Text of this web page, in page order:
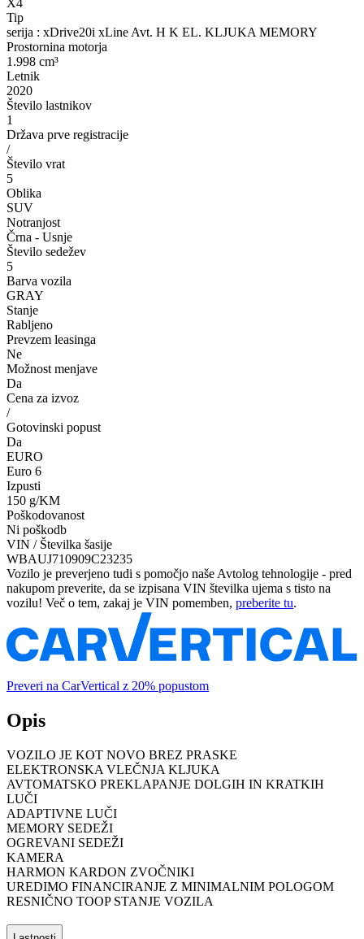
X4
Tip
serija : xDrive20i xLine Avt. H K EL. KLJUKA MEMORY
Prostornina motorja
1.998 cm³
Letnik
2020
Število lastnikov
1
Država prve registracije
/
Število vrat
5
Oblika
SUV
Notranjost
Črna - Usnje
Število sedežev
5
Barva vozila
GRAY
Stanje
Rabljeno
Prevzem leasinga
Ne
Možnost menjave
Da
Cena za izvoz
/
Gotovinski popust
Da
EURO
Euro 6
Izpusti
150 g/KM
Poškodovanost
Ni poškodb
VIN / Številka šasije
WBAUJ710909C23235
Vozilo je preverjeno tudi s pomočjo naše Avtolog tehnologije - pred
nakupom preverite, da se izpisana VIN številka ujema s tisto na
vozilu! Več o tem, zakaj je VIN pomemben, preberite tu.
Preveri na CarVertical z 20% popustom
Opis
VOZILO JE KOT NOVO BREZ PRASKE
ELEKTRONSKA VLEČNJA KLJUKA
AVTOMATSKO PREKLAPANJE DOLGIH IN KRATKIH
LUČI
ADAPTIVNE LUČI
MEMORY SEDEŽI
OGREVANI SEDEŽI
KAMERA
HARMON KARDON ZVOČNIKI
UREDIMO FINANCIRANJE Z MINIMALNIM POLOGOM
RESNIČNO TOOP STANJE VOZILA